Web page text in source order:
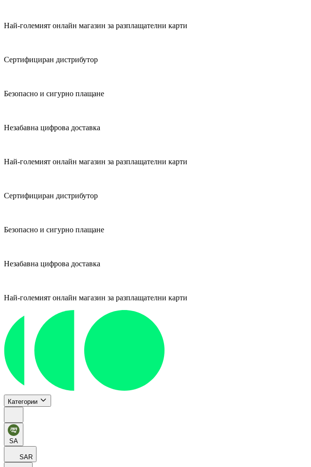
Най-големият онлайн магазин за разплащателни карти
Сертифициран дистрибутор
Безопасно и сигурно плащане
Незабавна цифрова доставка
Най-големият онлайн магазин за разплащателни карти
Сертифициран дистрибутор
Безопасно и сигурно плащане
Незабавна цифрова доставка
Най-големият онлайн магазин за разплащателни карти
Категории
SA
SAR